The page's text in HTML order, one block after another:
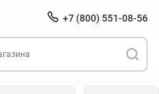
+7 (800) 551-08-56